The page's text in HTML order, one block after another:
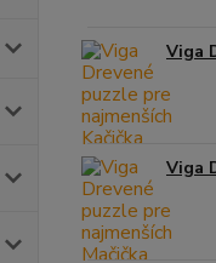
Viga
Viga